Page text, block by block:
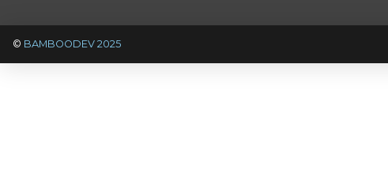
© BAMBOODEV 2025